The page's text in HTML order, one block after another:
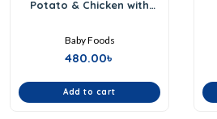
of
Potato & Chicken with
Baby Foods
480.00৳
Add to cart